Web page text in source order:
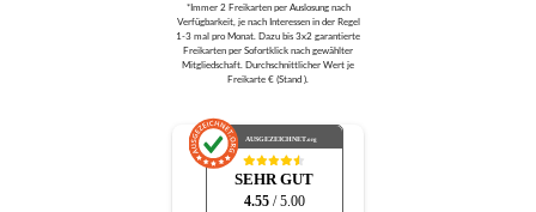
*Immer 2 Freikarten per Auslosung nach
Verfügbarkeit, je nach Interessen in der Regel
1-3 mal pro Monat. Dazu bis 3x2 garantierte
Freikarten per Sofortklick nach gewählter
Mitgliedschaft. Durchschnittlicher Wert je
Freikarte € (Stand ).
AUSGEZEICHNET.org
SEHR GUT
4.55 / 5.00